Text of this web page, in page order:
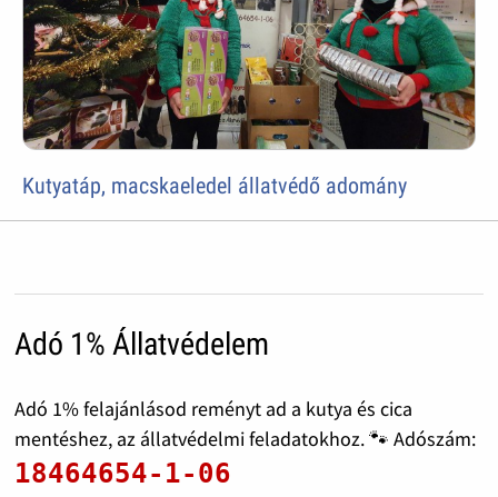
Kutyatáp, macskaeledel állatvédő adomány
Adó 1% Állatvédelem
Adó 1% felajánlásod reményt ad a kutya és cica
mentéshez, az állatvédelmi feladatokhoz. 🐾 Adószám:
18464654-1-06